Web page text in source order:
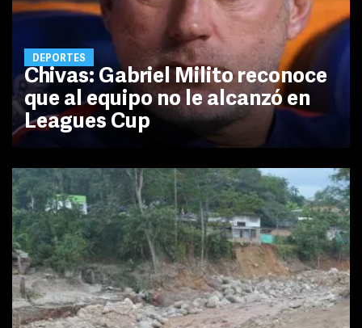
DEPORTES
Chivas: Gabriel Milito reconoce
que al equipo no le alcanzó en
Leagues Cup